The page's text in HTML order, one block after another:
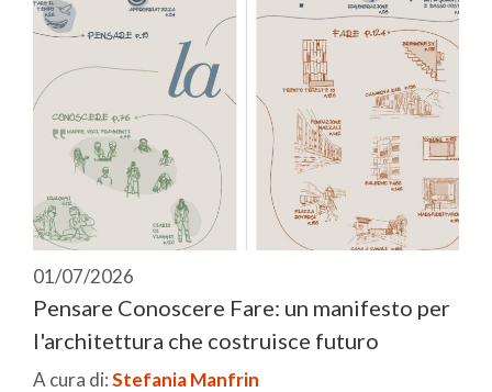
01/07/2026
Pensare Conoscere Fare: un manifesto per
l'architettura che costruisce futuro
A cura di:Stefania Manfrin